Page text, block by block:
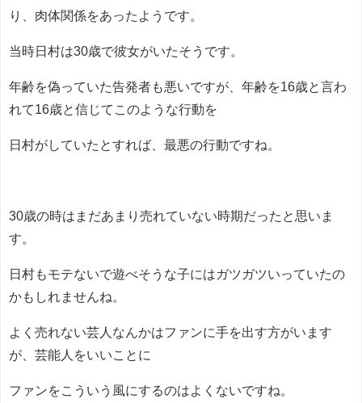
り、肉体関係をあったようです。
当時日村は30歳で彼女がいたそうです。
年齢を偽っていた告発者も悪いですが、年齢を16歳と言わ
れて16歳と信じてこのような行動を
日村がしていたとすれば、最悪の行動ですね。
30歳の時はまだあまり売れていない時期だったと思いま
す。
日村もモテないで遊べそうな子にはガツガツいっていたの
かもしれませんね。
よく売れない芸人なんかはファンに手を出す方がいます
が、芸能人をいいことに
ファンをこういう風にするのはよくないですね。